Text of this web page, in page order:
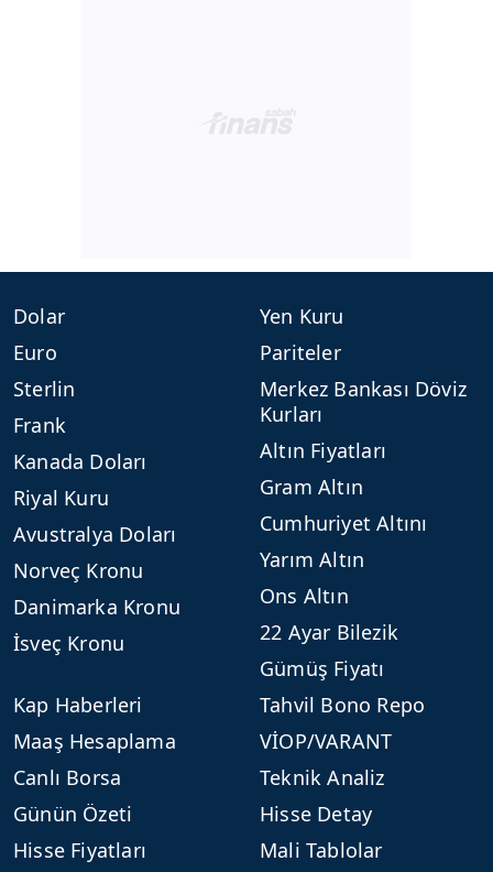
Dolar
Euro
Sterlin
Frank
Kanada Doları
Riyal Kuru
Avustralya Doları
Norveç Kronu
Danimarka Kronu
İsveç Kronu
Yen Kuru
Pariteler
Merkez Bankası Döviz
Kurları
Altın Fiyatları
Gram Altın
Cumhuriyet Altını
Yarım Altın
Ons Altın
22 Ayar Bilezik
Gümüş Fiyatı
Kap Haberleri
Maaş Hesaplama
Canlı Borsa
Günün Özeti
Hisse Fiyatları
Tahvil Bono Repo
VİOP/VARANT
Teknik Analiz
Hisse Detay
Mali Tablolar